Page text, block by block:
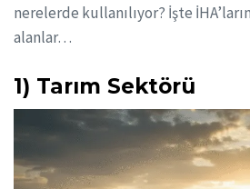
nerelerde kullanılıyor? İşte
alanlar…
1) Tarım Sektörü